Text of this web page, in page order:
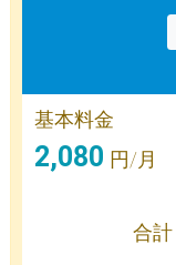
基本料金
2,080 円/月
合計